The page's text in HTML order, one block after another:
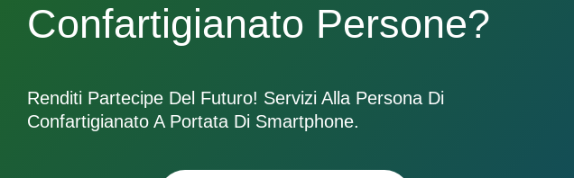
Confartigianato Persone?
Renditi Partecipe Del Futuro! Servizi Alla Persona Di
Confartigianato A Portata Di Smartphone.